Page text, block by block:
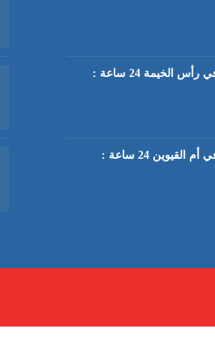
كهربائي منازل في رأس الخيمة 24 ساعة :
كهربائي منازل في أم القيوين 24 ساعة :